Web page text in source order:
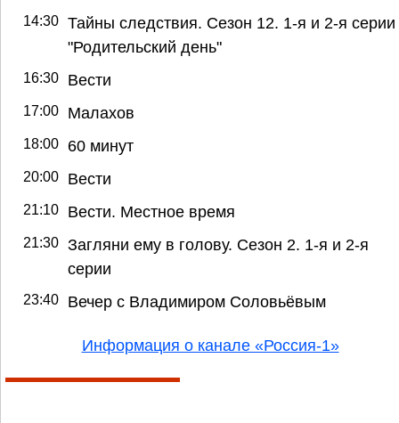
14:30 Тайны следствия. Сезон 12. 1-я и 2-я серии
"Родительский день"
16:30 Вести
17:00 Малахов
18:00 60 минут
20:00 Вести
21:10 Вести. Местное время
21:30 Загляни ему в голову. Сезон 2. 1-я и 2-я
серии
23:40 Вечер с Владимиром Соловьёвым
Информация о канале «Россия-1»